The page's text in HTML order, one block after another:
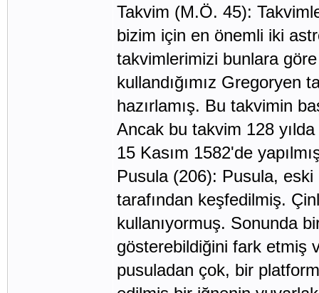
Takvim (M.Ö. 45):
bizim için en önemli iki
takvimlerimizi bunlara
kullandığımız Gregoryen
hazırlamış. Bu takvimin
Ancak bu takvim 128
15 Kasım 1582'de
Pusula (206): Pusula, eski
tarafından keşfedilmiş.
kullanıyormuş. Sonunda
gösterebildiğini fark etmiş
pusuladan çok, bir